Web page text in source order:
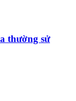
thường sử